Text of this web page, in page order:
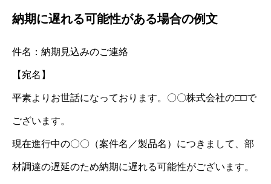
納期に遅れる可能性がある場合の例文
件名：納期見込みのご連絡
【宛名】
平素よりお世話になっております。〇〇株式会社の□□で
ございます。
現在進行中の〇〇（案件名／製品名）につきまして、部
材調達の遅延のため納期に遅れる可能性がございます。